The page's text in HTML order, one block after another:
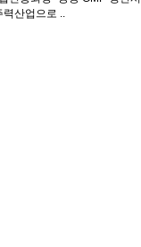
력산업으로 ..